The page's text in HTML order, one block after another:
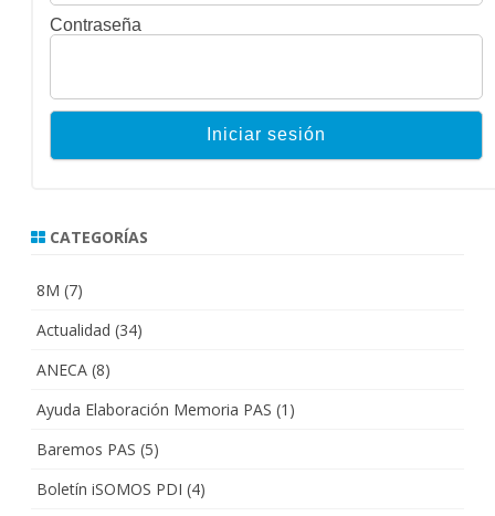
Contraseña
CATEGORÍAS
8M (7)
Actualidad (34)
ANECA (8)
Ayuda Elaboración Memoria PAS (1)
Baremos PAS (5)
Boletín iSOMOS PDI (4)